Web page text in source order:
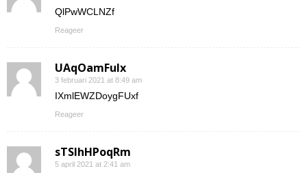
QlPwWCLNZf
Reageer
UAqOamFuIx
3 februari 2021 at 8:49 am
IXmlEWZDoygFUxf
Reageer
sTSIhHPoqRm
5 april 2021 at 2:41 am